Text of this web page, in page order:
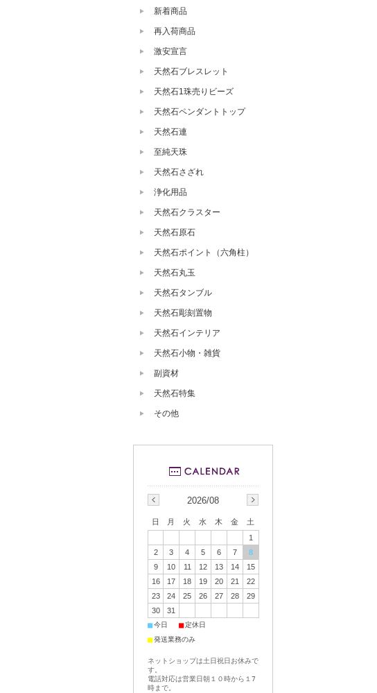
新着商品
再入荷商品
激安宣言
天然石ブレスレット
天然石1珠売りビーズ
天然石ペンダントトップ
天然石連
至純天珠
天然石さざれ
浄化用品
天然石クラスター
天然石原石
天然石ポイント（六角柱）
天然石丸玉
天然石タンブル
天然石彫刻置物
天然石インテリア
天然石小物・雑貨
副資材
天然石特集
その他
2026/08
日 月 火 水 木 金
土
1
2
3 4 5 6 7
8
9
10 11 12 13 14
15
16
17 18 19 20 21
22
23
24 25 26 27 28
29
30
31
■今日 ■定休日
■発送業務のみ
ネットショップは土日祝日お休みで
す。
電話対応は営業日朝１０時から１7
時まで。